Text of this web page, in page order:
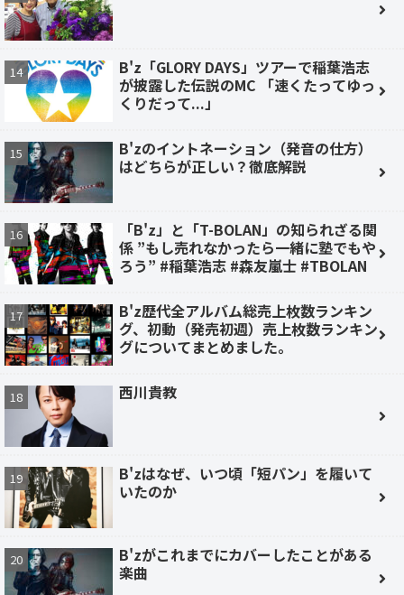
B'z「GLORY DAYS」ツアーで稲葉浩志
が披露した伝説のMC 「速くたってゆっ
くりだって...」
B'zのイントネーション（発音の仕方）
はどちらが正しい？徹底解説
「B'z」と「T-BOLAN」の知られざる関
係 ”もし売れなかったら一緒に塾でもや
ろう” #稲葉浩志 #森友嵐士 #TBOLAN
B'z歴代全アルバム総売上枚数ランキン
グ、初動（発売初週）売上枚数ランキン
グについてまとめました。
西川貴教
B'zはなぜ、いつ頃「短パン」を履いて
いたのか
B'zがこれまでにカバーしたことがある
楽曲